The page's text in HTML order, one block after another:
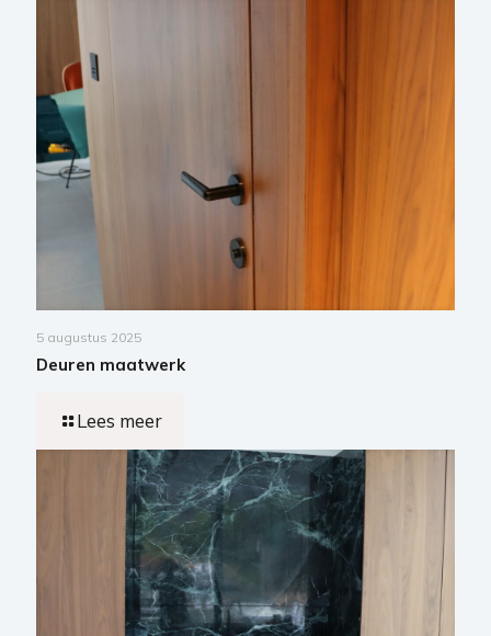
5 augustus 2025
Deuren maatwerk
Lees meer